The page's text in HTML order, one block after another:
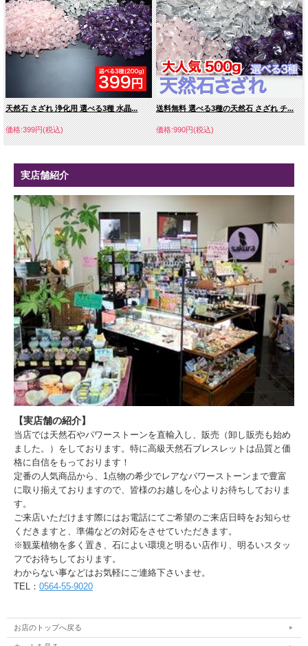
天然石 さざれ 浄化用 選べる3種 水晶...
価格:399円(税込)
送料無料 選べる3種の天然石 さざれ チ...
価格:990円(税込)
実店舗紹介
【実店舗の紹介】
当店では天然石やパワーストーンを直輸入し、販売（卸し販売も始め
ました。）をしております。特に高級天然石ブレスレットは品質と価
格に自信をもっております！
定番の人気商品から、1点物の希少でレアなパワーストーンまで豊富
に取り揃えておりますので、皆様のお越しを心よりお待ちしておりま
す。
ご来店いただけます際にはお電話にてご希望のご来店日時をお知らせ
くだきますと、準備などの対応をさせていただきます。
※観葉植物を多く置き、石によい環境と明るい店作り、明るいスタッ
フでお待ちしております。
わからない事などはお気軽にご連絡下さいませ。
TEL： 0564-55-9020
お店のトップへ戻る